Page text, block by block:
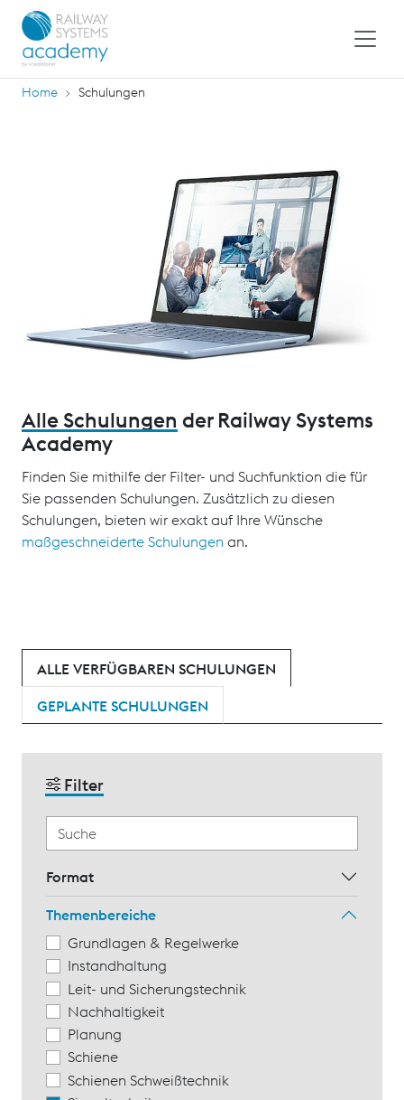
Home Schulungen
Alle Schulungen der Railway Systems
Academy
Finden Sie mithilfe der Filter- und Suchfunktion die für
Sie passenden Schulungen. Zusätzlich zu diesen
Schulungen, bieten wir exakt auf Ihre Wünsche
maßgeschneiderte Schulungen an.
ALLE VERFÜGBAREN SCHULUNGEN
GEPLANTE SCHULUNGEN
Filter
Format
Themenbereiche
Grundlagen & Regelwerke
Instandhaltung
Leit- und Sicherungstechnik
Nachhaltigkeit
Planung
Schiene
Schienen Schweißtechnik